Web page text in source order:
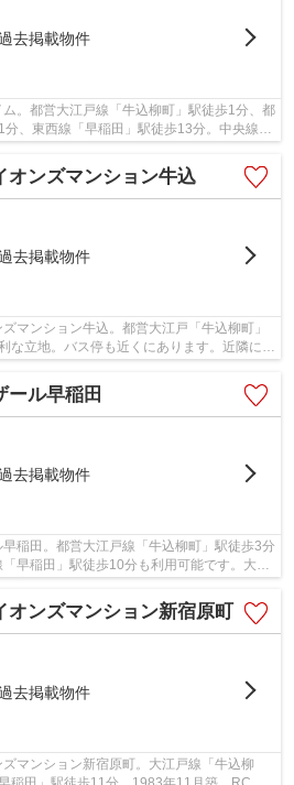
去掲載物件
。都営大江戸線「牛込柳町」駅徒歩1分、都
、東西線「早稲田」駅徒歩13分。中央線
オンズマンション牛込
去掲載物件
マンション牛込。都営大江戸「牛込柳町」
な立地。バス停も近くにあります。近隣にコ
校などがあり生活...
ール早稲田
去掲載物件
稲田。都営大江戸線「牛込柳町」駅徒歩3分
早稲田」駅徒歩10分も利用可能です。大通
宅街です。周辺に...
オンズマンション新宿原町
去掲載物件
マンション新宿原町。大江戸線「牛込柳